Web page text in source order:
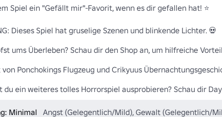
Spiel ein "Gefällt mir"-Favorit, wenn es dir gefallen hat! ⭐
Dieses Spiel hat gruselige Szenen und blinkende Lichter. 💀
ums Überleben? Schau dir den Shop an, um hilfreiche
Ponchokings Flugzeug und Crikyuus
du ein weiteres tolles Horrorspiel ausprobieren? Schau dir
Minimal Angst (Gelegentlich/Mild), Gewalt (Gelegentlich/